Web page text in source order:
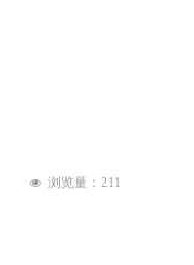
넶 浏览量： 211